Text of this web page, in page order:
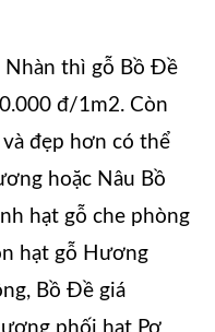
Nhàn thì gỗ Bồ Đề
đ/1m2. Còn
đẹp hơn có thể
hoặc Nâu Bồ
hạt gỗ che phòng
hạt gỗ Hương
Bồ Đề giá